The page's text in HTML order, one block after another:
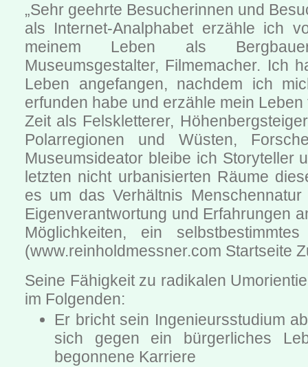
„Sehr geehrte Besucherinnen und
als Internet-Analphabet erzähle ich
meinem Leben als
Museumsgestalter, Filmemacher. Ich
Leben angefangen, nachdem ich
erfunden habe und erzähle mein
Zeit als Felskletterer,
Polarregionen und Wüsten,
Museumsideator bleibe ich Storyteller
letzten nicht urbanisierten Räume
es um das Verhältnis
Eigenverantwortung und Erfahrungen
Möglichkeiten, ein
(www.reinholdmessner.com Startseite
Seine Fähigkeit zu radikalen
im Folgenden:
Er bricht sein Ingenieursstudium
sich gegen ein bürgerliches
begonnene Karriere